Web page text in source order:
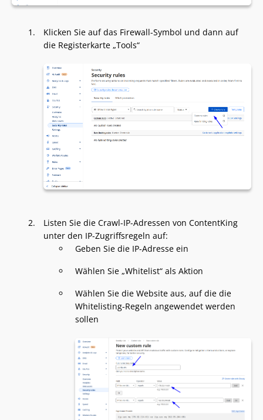
Klicken Sie auf das Firewall-Symbol und dann auf
die Registerkarte „Tools“
Listen Sie die Crawl-IP-Adressen von ContentKing
unter den IP-Zugriffsregeln auf:
Geben Sie die IP-Adresse ein
Wählen Sie „Whitelist“ als Aktion
Wählen Sie die Website aus, auf die die
Whitelisting-Regeln angewendet werden
sollen